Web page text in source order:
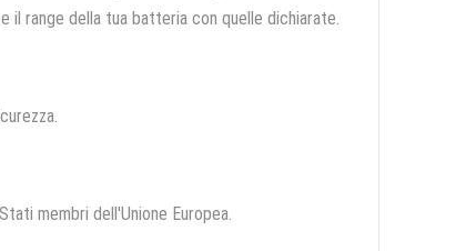
range della tua batteria con quelle dichiarate.
membri dell'Unione Europea.